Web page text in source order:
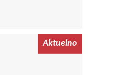
Aktuelno